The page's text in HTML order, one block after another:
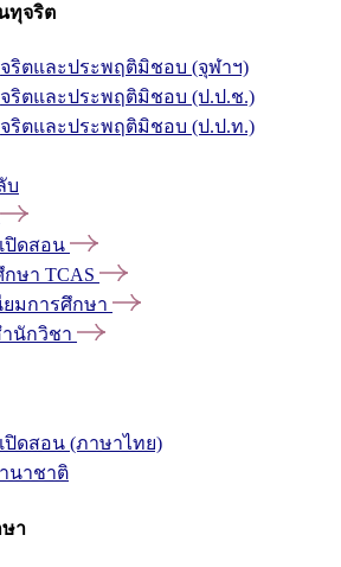
ทุจริต
จริตและประพฤติมิชอบ (จุฬาฯ)
จริตและประพฤติมิชอบ (ป.ป.ช.)
จริตและประพฤติมิชอบ (ป.ป.ท.)
บ
ปิดสอน
ษา TCAS
ยมการศึกษา
นักวิชา
ปิดสอน (ภาษาไทย)
นาชาติ
ษา